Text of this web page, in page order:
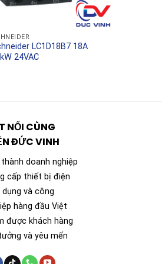
LC1D18B7 18A
24VAC
NỐI CÙNG
ĐỨC VINH
doanh nghiệp
cấp thiết bị điện
dụng và công
hàng đầu Việt
được khách hàng
và yêu mến